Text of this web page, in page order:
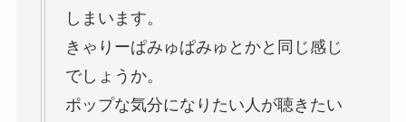
しまいます。
きゃりーぱみゅぱみゅとかと同じ感じ
でしょうか。
ポップな気分になりたい人が聴きたい